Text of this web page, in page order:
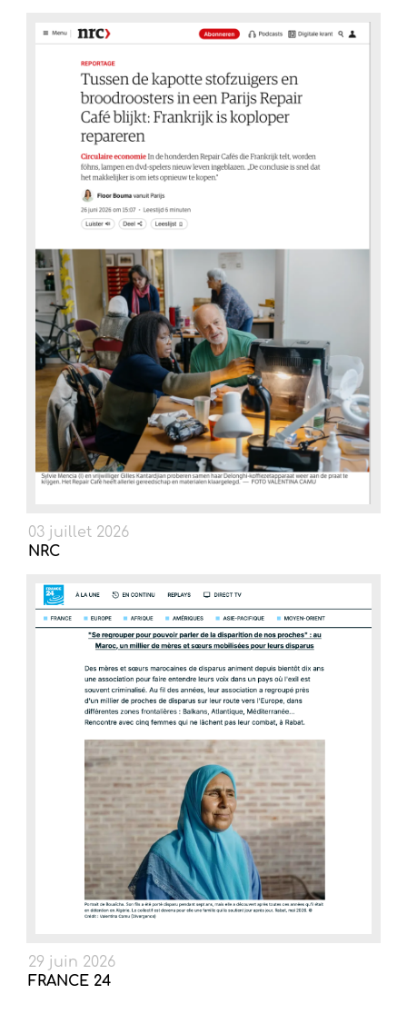
03 juillet 2026
NRC
29 juin 2026
FRANCE 24